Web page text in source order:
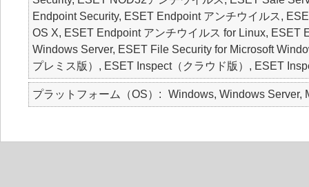
Endpoint Security, ESET Endpoint アンチウイルス,
OS X, ESET Endpoint アンチウイルス for Linux, ESET
Windows Server, ESET File Security for Microsoft
プレミス版）, ESET Inspect（クラウド版）, ESET
プラットフォーム（OS） Windows, Windows Server,